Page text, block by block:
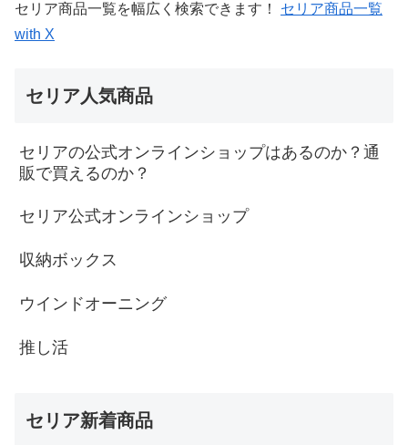
セリア商品一覧を幅広く検索できます！ セリア商品一覧
with X
セリア人気商品
セリアの公式オンラインショップはあるのか？通
販で買えるのか？
セリア公式オンラインショップ
収納ボックス
ウインドオーニング
推し活
セリア新着商品